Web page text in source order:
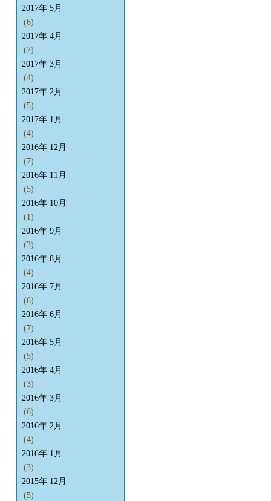
2017年 5月
(6)
2017年 4月
(7)
2017年 3月
(4)
2017年 2月
(5)
2017年 1月
(4)
2016年 12月
(7)
2016年 11月
(5)
2016年 10月
(1)
2016年 9月
(3)
2016年 8月
(4)
2016年 7月
(6)
2016年 6月
(7)
2016年 5月
(5)
2016年 4月
(3)
2016年 3月
(6)
2016年 2月
(4)
2016年 1月
(3)
2015年 12月
(5)